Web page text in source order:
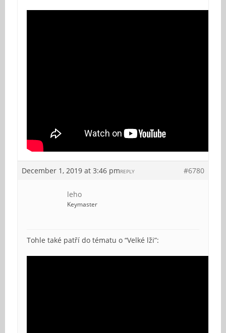
December 1, 2019 at 3:46 pm #6780
REPLY
leho
Keymaster
Tohle také patří do tématu o “Velké lži”: